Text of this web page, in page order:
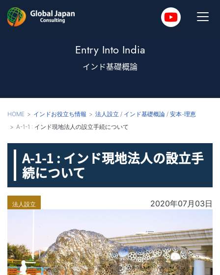
Entry Into India
インド基礎概論
HOME インドお役立ち情報 法人設立 / インド基礎概論 / 安本-理恵
A-1-1 : インド現地法人の設立手続について
A-1-1 : インド現地法人の設立手
続について
法人設立 2020年07月03日